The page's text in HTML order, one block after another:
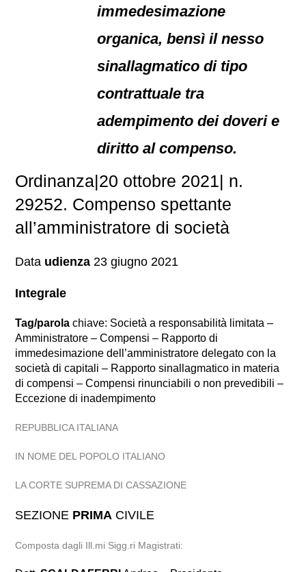
immedesimazione
organica, bensì il nesso
sinallagmatico di tipo
contrattuale tra
adempimento dei doveri e
diritto al compenso.
Ordinanza|20 ottobre 2021| n.
29252. Compenso spettante
all’amministratore di società
Data udienza 23 giugno 2021
Integrale
Tag/parola chiave: Società a responsabilità limitata –
Amministratore – Compensi – Rapporto di
immedesimazione dell’amministratore delegato con la
società di capitali – Rapporto sinallagmatico in materia
di compensi – Compensi rinunciabili o non prevedibili –
Eccezione di inadempimento
REPUBBLICA ITALIANA
IN NOME DEL POPOLO ITALIANO
LA CORTE SUPREMA DI CASSAZIONE
SEZIONE PRIMA CIVILE
Composta dagli Ill.mi Sigg.ri Magistrati: